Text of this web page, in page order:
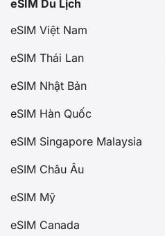
eSIM Du Lịch
eSIM Việt Nam
eSIM Thái Lan
eSIM Nhật Bản
eSIM Hàn Quốc
eSIM Singapore Malaysia
eSIM Châu Âu
eSIM Mỹ
eSIM Canada